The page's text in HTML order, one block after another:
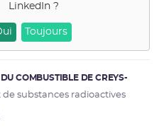
LinkedIn?
Toujours
COMBUSTIBLE DE CREYS-
substances radioactives